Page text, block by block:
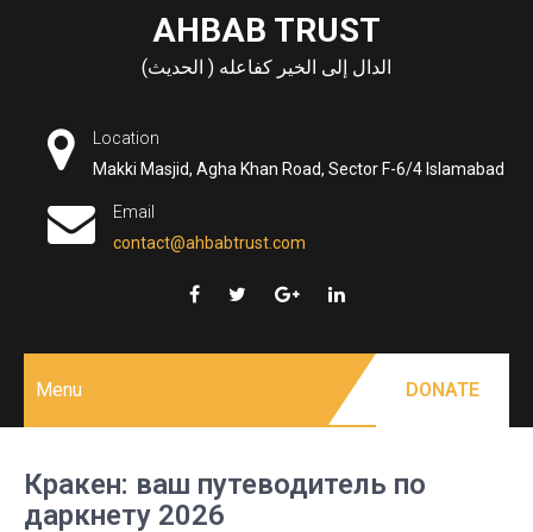
AHBAB TRUST
الدال إلى الخير كفاعله ( الحديث)
Location
Makki Masjid, Agha Khan Road, Sector F-6/4 Islamabad
Email
contact@ahbabtrust.com
Menu DONATE
Кракен: ваш путеводитель по
даркнету 2026